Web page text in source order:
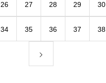
26 27 28 29 30
34 35 36 37 38